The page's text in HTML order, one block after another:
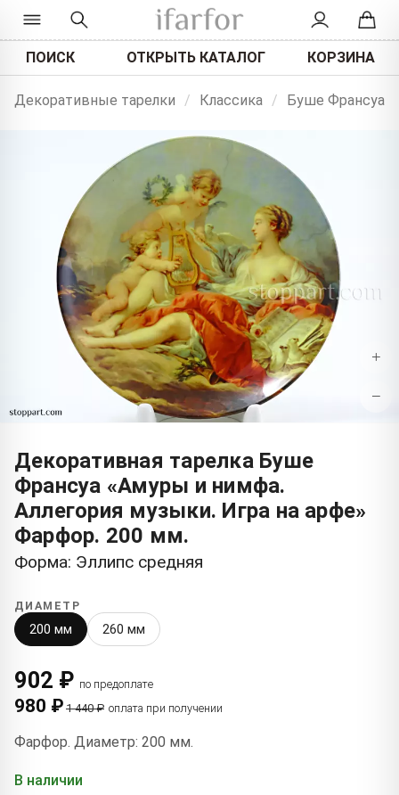
ПОИСК ОТКРЫТЬ КАТАЛОГ КОРЗИНА
Декоративные тарелки / Классика / Буше Франсуа
+
−
Декоративная тарелка Буше
Франсуа «Амуры и нимфа.
Аллегория музыки. Игра на арфе»
Фарфор. 200 мм.
Форма: Эллипс средняя
ДИАМЕТР
200 мм 260 мм
902 ₽ по предоплате
980 ₽ 1 440 ₽ оплата при получении
Фарфор. Диаметр: 200 мм.
В наличии